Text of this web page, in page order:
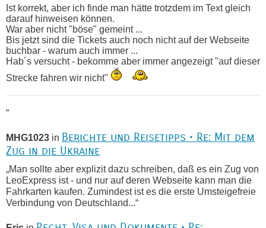
Ist korrekt, aber ich finde man hätte trotzdem im Text gleich
darauf hinweisen können.
War aber nicht "böse" gemeint ...
Bis jetzt sind die Tickets auch noch nicht auf der Webseite
buchbar - warum auch immer ...
Hab´s versucht - bekomme aber immer angezeigt "auf dieser
Strecke fahren wir nicht"
“
MHG1023 in Berichte und Reisetipps • Re: Mit dem
Zug in die Ukraine
„Man sollte aber explizit dazu schreiben, daß es ein Zug von
LeoExpress ist - und nur auf deren Webseite kann man die
Fahrkarten kaufen. Zumindest ist es die erste Umsteigefreie
Verbindung von Deutschland...“